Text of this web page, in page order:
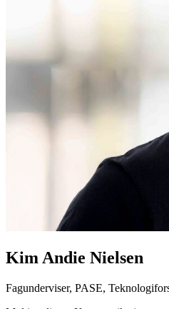
Kim Andie Nielsen
Fagunderviser, PASE,